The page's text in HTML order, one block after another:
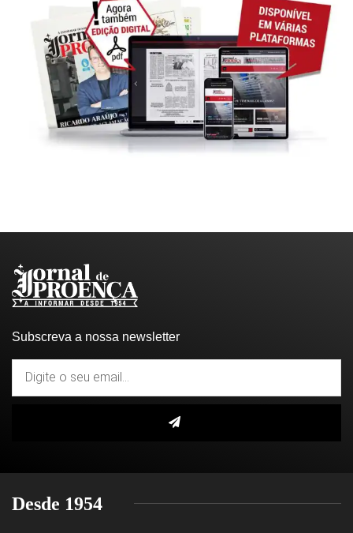
Subscreva a nossa newsletter
Desde 1954